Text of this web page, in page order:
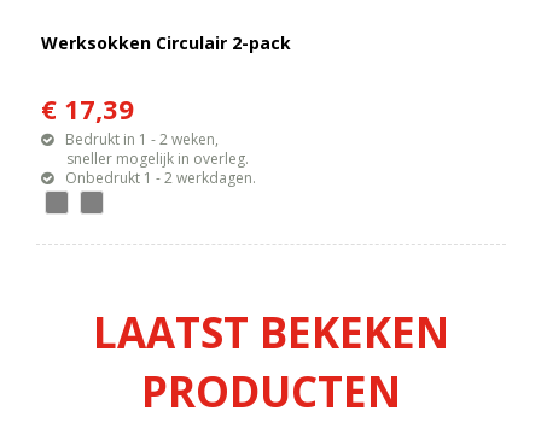
Werksokken Circulair 2-pack
€ 17,39
Bedrukt in 1 - 2 weken,
sneller mogelijk in overleg.
Onbedrukt 1 - 2 werkdagen.
LAATST BEKEKEN
PRODUCTEN